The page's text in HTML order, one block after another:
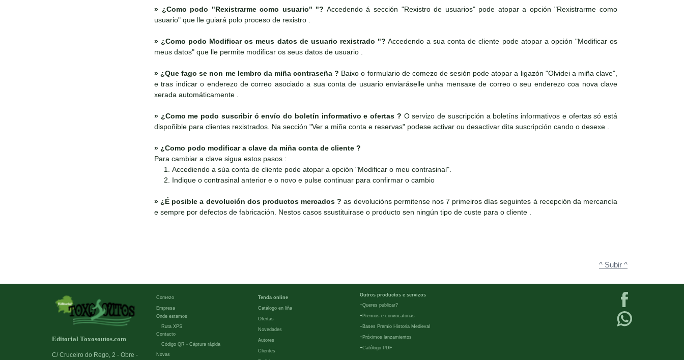
» ¿Como podo "Rexistrarme como usuario" "? Accedendo á sección "Rexistro de usuarios" pode atopar a opción "Rexistrarme como
usuario" que lle guiará polo proceso de rexistro .
» ¿Como podo Modificar os meus datos de usuario rexistrado "? Accedendo a sua conta de cliente pode atopar a opción "Modificar os
meus datos" que lle permite modificar os seus datos de usuario .
» ¿Que fago se non me lembro da miña contraseña ? Baixo o formulario de comezo de sesión pode atopar a ligazón "Olvidei a miña clave",
e tras indicar o enderezo de correo asociado a sua conta de usuario enviaráselle unha mensaxe de correo o seu enderezo coa nova clave
xerada automáticamente .
» ¿Como me podo suscribir ó envío do boletín informativo e ofertas ? O servizo de suscripción a boletíns informativos e ofertas só está
dispoñible para clientes rexistrados. Na sección "Ver a miña conta e reservas" podese activar ou desactivar dita suscripción cando o desexe .
» ¿Como podo modificar a clave da miña conta de cliente ?
Para cambiar a clave sigua estos pasos :
Accediendo a súa conta de cliente pode atopar a opción "Modificar o meu contrasinal".
Indique o contrasinal anterior e o novo e pulse continuar para confirmar o cambio
» ¿É posible a devolución dos productos mercados ? as devolucións permitense nos 7 primeiros días seguintes á recepción da mercancía
e sempre por defectos de fabricación. Nestos casos ssustituirase o producto sen ningún tipo de custe para o cliente .
^ Subir ^
Editorial Toxosoutos.com
C/ Cruceiro do Rego, 2 - Obre -
Comezo
Empresa
Onde estamos
Ruta XPS
Contacto
Código QR - Cáptura rápida
Novas
Tenda online
Catálogo en liña
Ofertas
Novedades
Autores
Clientes
Outros productos e servizos
-Queres publicar?
- Premios e convocatorias
- Bases Premio Historia Medieval
- Próximos lanzamientos
-Católogo PDF